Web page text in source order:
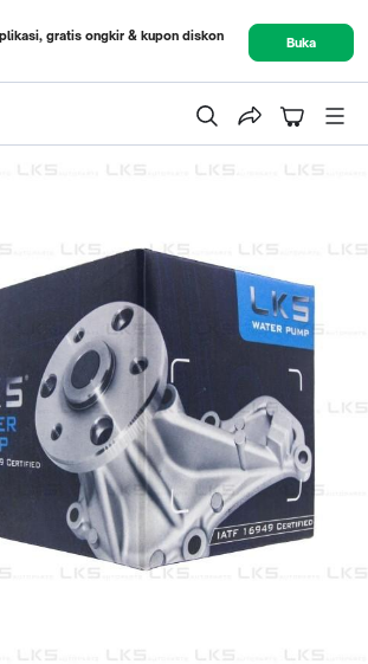
gratis ongkir & kupon diskon
Buka